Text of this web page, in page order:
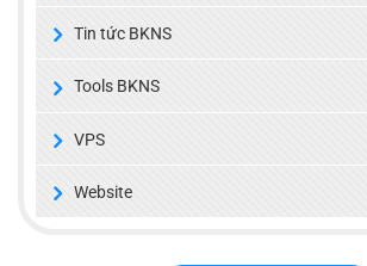
Tin tức BKNS
Tools BKNS
VPS
Website